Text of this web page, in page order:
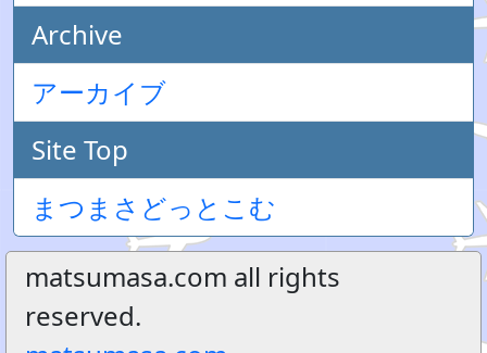
Archive
アーカイブ
Site Top
まつまさどっとこむ
matsumasa.com all rights
reserved.